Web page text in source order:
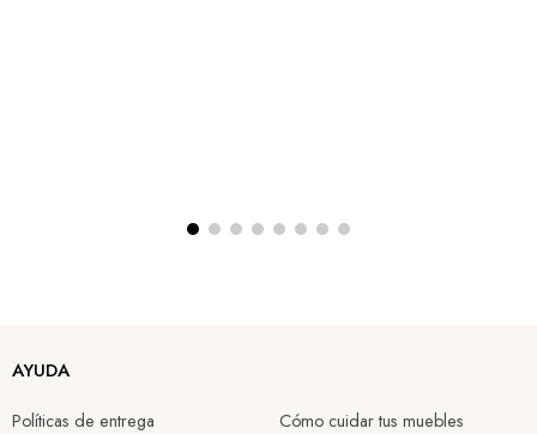
AYUDA
Políticas de entrega
Cómo cuidar tus muebles